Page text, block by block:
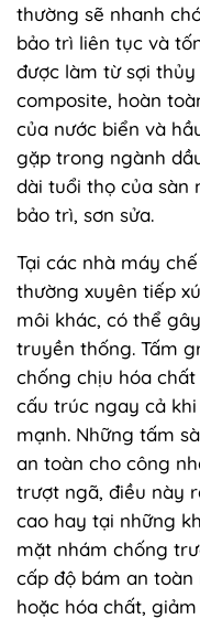
thường sẽ nhanh
bảo trì liên tục và
được làm từ sợi
composite, hoàn
của nước biển và
gặp trong ngành
dài tuổi thọ của sàn
bảo trì, sơn sửa.
Tại các nhà máy
thường xuyên tiếp
môi khác, có thể
truyền thống. Tấm
chống chịu hóa
cấu trúc ngay cả
mạnh. Những tấm
an toàn cho công
trượt ngã, điều này
cao hay tại những
mặt nhám chống
cấp độ bám an
hoặc hóa chất,